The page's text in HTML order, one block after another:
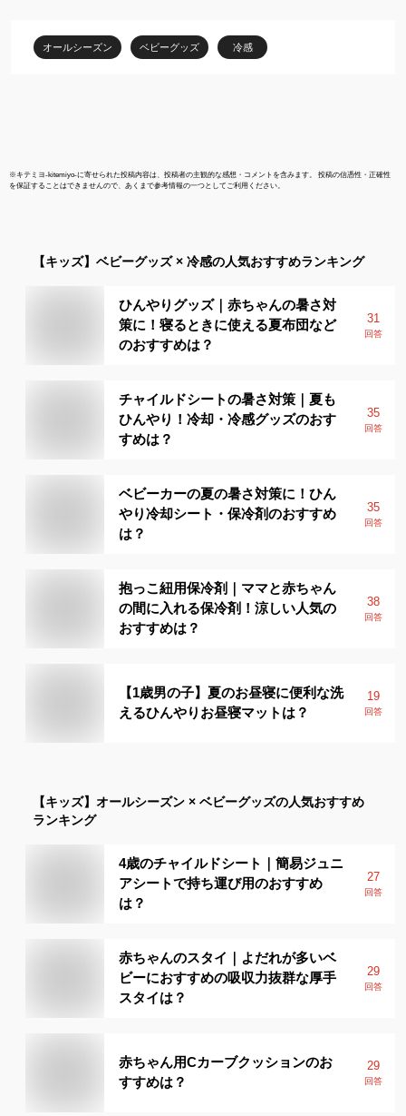
オールシーズン ベビーグッズ 冷感
※キテミヨ-kitemiyo-に寄せられた投稿内容は、投稿者の主観的な感想・コメントを含みます。 投稿の信憑性・正確性
を保証することはできませんので、あくまで参考情報の一つとしてご利用ください。
【キッズ】 ベビーグッズ × 冷感の人気おすすめランキング
ひんやりグッズ｜赤ちゃんの暑さ対
策に！寝るときに使える夏布団など
のおすすめは？
31
回答
チャイルドシートの暑さ対策｜夏も
ひんやり！冷却・冷感グッズのおす
すめは？
35
回答
ベビーカーの夏の暑さ対策に！ひん
やり冷却シート・保冷剤のおすすめ
は？
35
回答
抱っこ紐用保冷剤｜ママと赤ちゃん
の間に入れる保冷剤！涼しい人気の
おすすめは？
38
回答
【1歳男の子】夏のお昼寝に便利な洗
えるひんやりお昼寝マットは？
19
回答
【キッズ】 オールシーズン × ベビーグッズの人気おすすめ
ランキング
4歳のチャイルドシート｜簡易ジュニ
アシートで持ち運び用のおすすめ
は？
27
回答
赤ちゃんのスタイ｜よだれが多いベ
ビーにおすすめの吸収力抜群な厚手
スタイは？
29
回答
赤ちゃん用Cカーブクッションのお
すすめは？
29
回答